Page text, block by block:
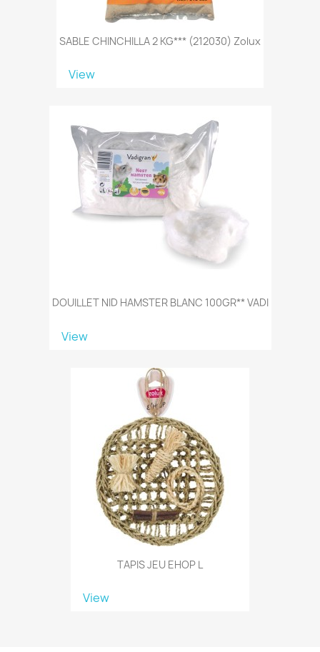
SABLE CHINCHILLA 2 KG*** (212030) Zolux
View
DOUILLET NID HAMSTER BLANC 100GR** VADI
View
TAPIS JEU EHOP L
View